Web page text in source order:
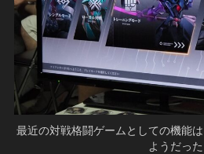
最近の対戦格闘ゲームとしての機能
ようだった